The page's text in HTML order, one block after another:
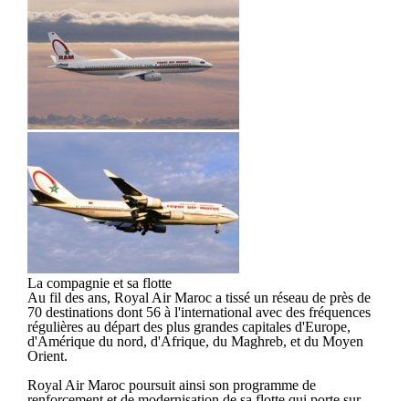
La compagnie et sa flotte
Au fil des ans, Royal Air Maroc a tissé un réseau de près de
70 destinations dont 56 à l'international avec des fréquences
régulières au départ des plus grandes capitales d'Europe,
d'Amérique du nord, d'Afrique, du Maghreb, et du Moyen
Orient.
Royal Air Maroc poursuit ainsi son programme de